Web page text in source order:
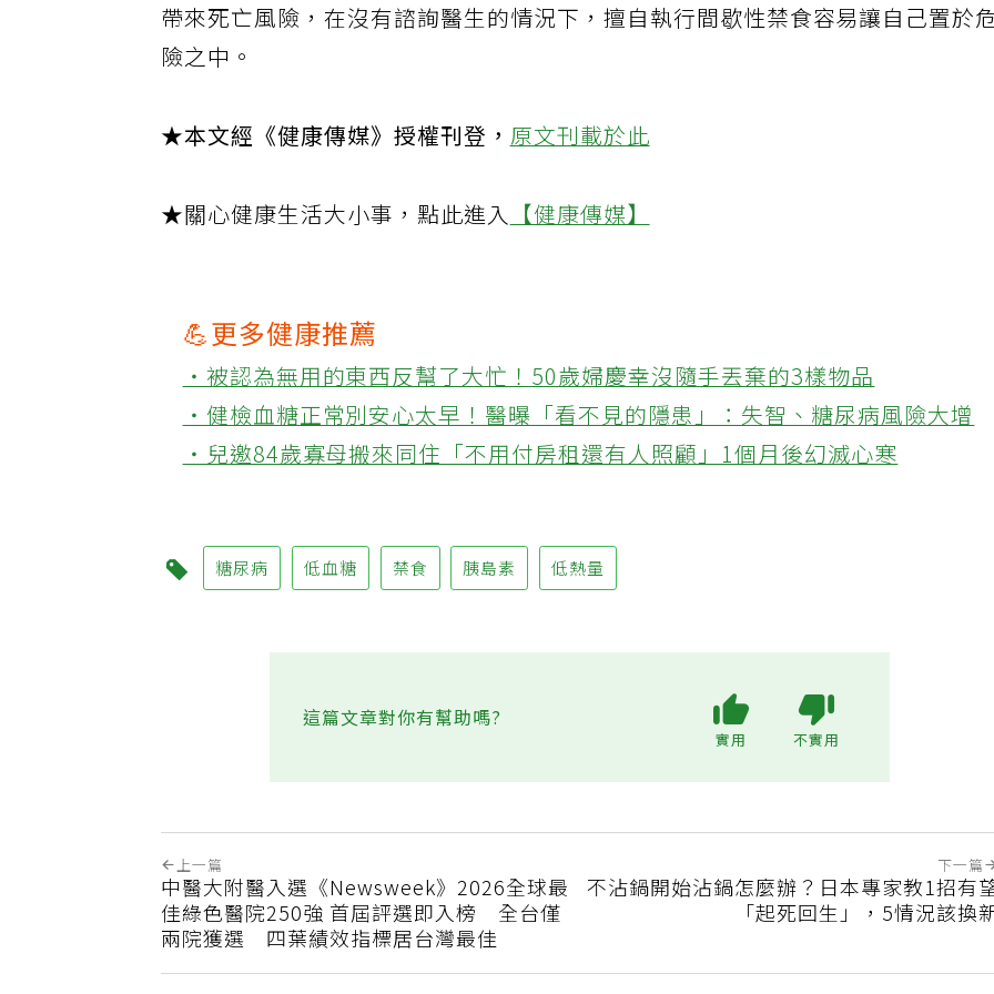
帶來死亡風險，在沒有諮詢醫生的情況下，擅自執行間歇性禁食容易讓自己置於
險之中。
★本文經《健康傳媒》授權刊登，原文刊載於此
★關心健康生活大小事，點此進入【健康傳媒】
💪更多健康推薦
‧被認為無用的東西反幫了大忙！50歲婦慶幸沒隨手丟棄的3樣物品
‧健檢血糖正常別安心太早！醫曝「看不見的隱患」：失智、糖尿病風險大增
‧兒邀84歲寡母搬來同住「不用付房租還有人照顧」1個月後幻滅心寒
糖尿病 低血糖 禁食 胰島素 低熱量
這篇文章對你有幫助嗎?
上一篇
中醫大附醫入選《Newsweek》2026全球最
佳綠色醫院250強 首屆評選即入榜 全台僅
兩院獲選 四葉績效指標居台灣最佳
下一篇
不沾鍋開始沾鍋怎麼辦？日本專家教1招有
「起死回生」，5情況該換